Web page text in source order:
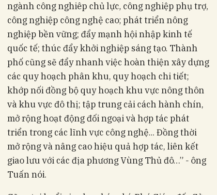
ngành công nghiêp chủ lực, công nghiệp phụ trợ,
công nghiệp công nghệ cao; phát triển nông
nghiệp bền vững; đẩy mạnh hội nhập kinh tế
quốc tế; thúc đẩy khởi nghiệp sáng tạo. Thành
phố cũng sẽ đẩy nhanh việc hoàn thiện xây dựng
các quy hoạch phân khu, quy hoạch chi tiết;
khớp nối đồng bộ quy hoạch khu vực nông thôn
và khu vực đô thị; tập trung cải cách hành chín,
mở rộng hoạt động đối ngoại và hợp tác phát
triển trong các lĩnh vực công nghệ... Đồng thời
mở rộng và nâng cao hiệu quả hợp tác, liên kết
giao lưu với các địa phương Vùng Thủ đô…” - ông
Tuấn nói.